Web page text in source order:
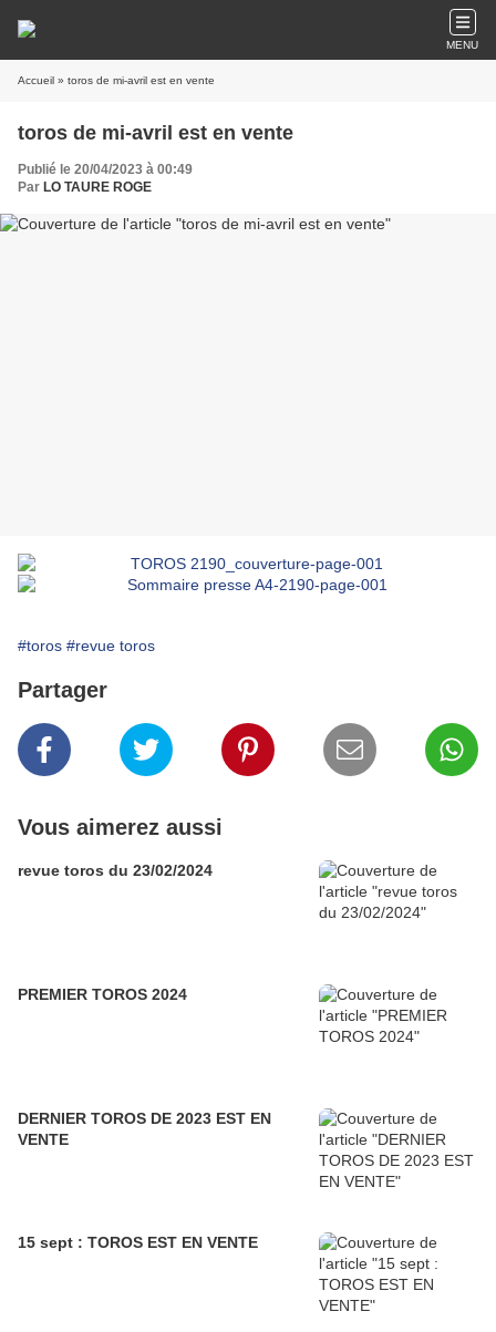
MENU
Accueil » toros de mi-avril est en vente
toros de mi-avril est en vente
Publié le 20/04/2023 à 00:49
Par LO TAURE ROGE
#toros #revue toros
Partager
Vous aimerez aussi
revue toros du 23/02/2024
PREMIER TOROS 2024
DERNIER TOROS DE 2023 EST EN
VENTE
15 sept : TOROS EST EN VENTE